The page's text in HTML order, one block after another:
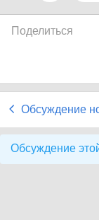
Поделиться
Обсуждение
Обсуждение